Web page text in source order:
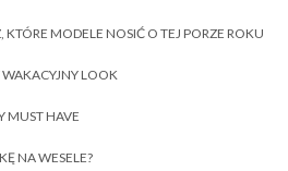
MODELE NOSIĆ O TEJ PORZE ROKU
LOOK
MUST HAVE
NA WESELE?